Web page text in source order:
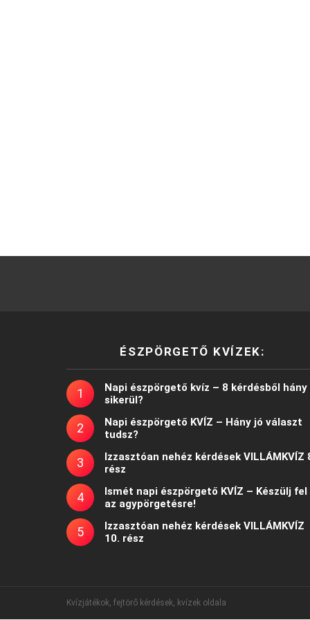
ÉSZPÖRGETŐ KVÍZEK:
Napi észpörgető kvíz – 8 kérdésből hány
sikerül?
Napi észpörgető KVÍZ – Hány jó választ
tudsz?
Izzasztóan nehéz kérdések VILLÁMKVÍZ
rész
Ismét napi észpörgető KVÍZ – Készülj fel
az agypörgetésre!
Izzasztóan nehéz kérdések VILLÁMKVÍZ
10. rész
Kvízjátékok, fejtörő kérdések, kvízek oldala